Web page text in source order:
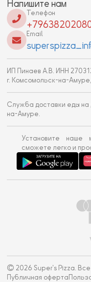
Напишите нам
Телефон
Email
ИП Пинаев А.В. ИНН
г. Комсомольск-на-
Служба доставки еды на
на-Амуре.
Установите наше
сможете легко и
© 2026 Super's Pizza.
Публичная оферта